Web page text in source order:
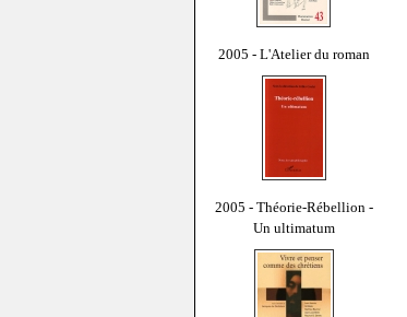
2005 - L'Atelier du roman
2005 - Théorie-Rébellion -
Un ultimatum